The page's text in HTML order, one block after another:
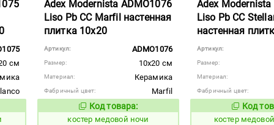
см
Adex Modernista ADMO1076
Liso Pb CC Marfil настенная
плитка 10x20
Артикул: ADMO1076
Размер: 10x20 см
Материал: Керамика
Фабричный цвет:
Marfil
Код товара:
803811 Код товара:
костер медовой ночи
Adex Modernista
Liso Pb CC
настенная
Артикул:
Размер:
Материал:
Фабричный цвет:
803814 Код
костер